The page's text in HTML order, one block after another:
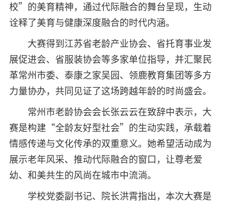
校”的美育精神，通过代际融合的舞台呈现，生动
诠释了美育与健康深度融合的时代内涵。
大赛得到江苏省老龄产业协会、省托育事业发
展促进会、省服装协会等多家单位指导，并汇聚民
革常州市委、泰康之家吴园、领鹿教育集团等多方
力量协办，共同见证了这场跨越年龄的时尚盛会。
常州市老龄协会会长张云云在致辞中表示，大
赛是构建“全龄友好型社会”的生动实践，承载着
情感传递与文化传承的双重意义。她希望活动成为
展示老年风采、推动代际融合的窗口，让尊老爱
幼、和美共生的风尚在城市中流淌。
学校党委副书记、院长洪霄指出，本次大赛是